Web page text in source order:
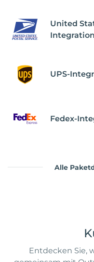
United
UPS-
Fedex-
Alle
Entdecken Sie,